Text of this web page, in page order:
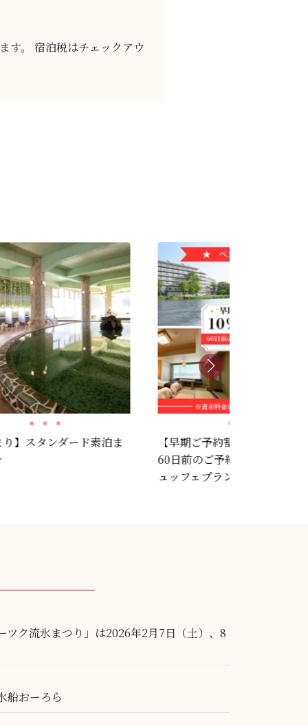
す。 宿泊税はチェックアウ
り】スタンダード素泊ま
【早期ご予約割引／夕朝食付
60日前のご予約でスタンダー
ュッフェプランが10％OFF！
ツク流氷まつり」は2026年2月7日（土）、8
船おーろら